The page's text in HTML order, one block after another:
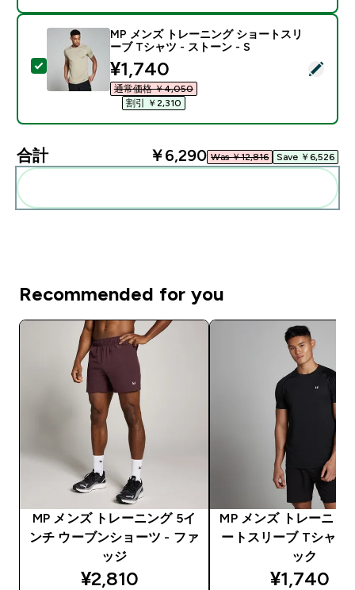
この商品を選択 - MP メンズ トレーニング ショート
MP メンズ トレーニング ショートスリ
ーブ Tシャツ - ストーン - S
discounted price
¥1,740‎
通常価格 ￥4,050‎
割引 ￥2,310‎
合計 ￥6,290‎ Was ￥12,816‎ Save ￥6,526‎
Recommended for you
MP メンズ トレーニング 5イ
ンチ ウーブンショーツ - ファ
ッジ
discounted price
¥2,810‎
MP メンズ トレーニン
ートスリーブ Tシャツ
ック
¥1,740‎